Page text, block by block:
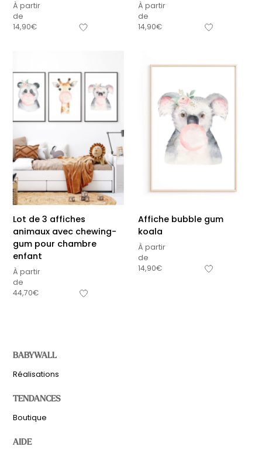
À partir
de
14,90€
À partir
de
14,90€
Lot de 3 affiches
animaux avec chewing-
gum pour chambre
enfant
À partir
de
44,70€
Affiche bubble gum
koala
À partir
de
14,90€
BABYWALL
Réalisations
TENDANCES
Boutique
AIDE